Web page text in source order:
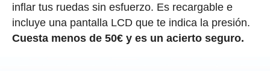
inflar tus ruedas sin esfuerzo. Es recargable e
incluye una pantalla LCD que te indica la presión.
Cuesta menos de 50€ y es un acierto seguro.